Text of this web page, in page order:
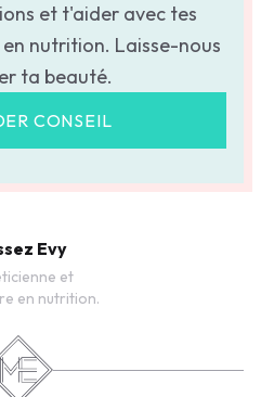
et t'aider avec tes
nutrition. Laisse-nous
ta beauté.
CONSEIL
Evy
et
en nutrition.